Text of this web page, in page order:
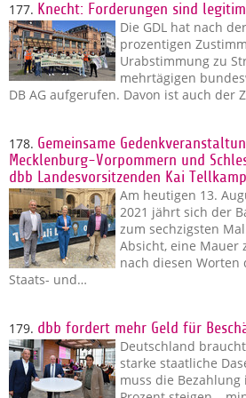
177. Knecht: Forderungen sind legitim
Die GDL hat nach
prozentigen
Urabstimmung zu
mehrtägigen
DB AG aufgerufen. Davon ist auch der
178. Gemeinsame
Mecklenburg-Vorpommern und
dbb Landesvorsitzenden Kai
Am heutigen 13.
2021 jährt sich der
zum sechzigsten
Absicht, eine Mauer
nach diesen Worten
Staats- und…
179. dbb fordert mehr Geld für
Deutschland
starke staatliche
muss die